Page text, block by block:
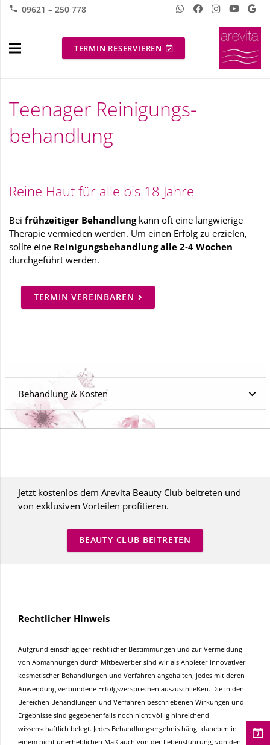
phone 09621 – 250 778
TERMIN RESERVIEREN
Teenager Reinigungs-
behandlung
Reine Haut für alle bis 18 Jahre
Bei frühzeitiger Behandlungkann oft eine langwierige
Therapie vermieden werden. Um einen Erfolg zu erzielen,
sollte eine Reinigungsbehandlung alle 2-4 Wochen
durchgeführt werden.
TERMIN VEREINBAREN
Behandlung & Kosten
Jetzt kostenlos dem Arevita Beauty Club beitreten und
von exklusiven Vorteilen profitieren.
BEAUTY CLUB BEITRETEN
Rechtlicher Hinweis
Aufgrund einschlägiger rechtlicher Bestimmungen und zur Vermeidung
von Abmahnungen durch Mitbewerber sind wir als Anbieter innovativer
kosmetischer Behandlungen und Verfahren angehalten, jedes mit deren
Anwendung verbundene Erfolgsversprechen auszuschließen. Die in den
Bereichen Behandlungen und Verfahren beschriebenen Wirkungen und
Ergebnisse sind gegebenenfalls noch nicht völlig hinreichend
wissenschaftlich belegt. Jedes Behandlungsergebnis hängt daneben in
einem nicht unerheblichen Maß auch von der Lebensführung, von den